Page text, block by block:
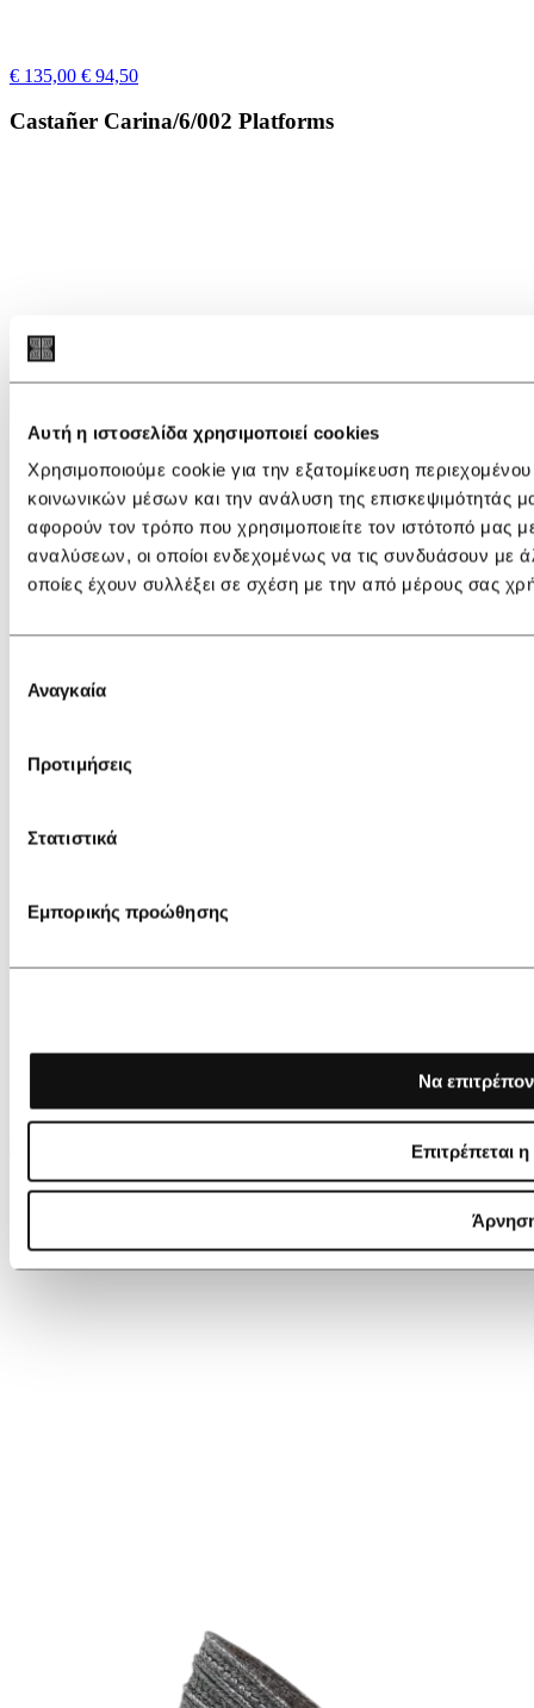
Αυτή η ιστοσελίδα χρησιμοποιεί cookies
Χρησιμοποιούμε cookie για την εξατομίκευση
κοινωνικών μέσων και την ανάλυση της επισκεψιμότητάς
αφορούν τον τρόπο που χρησιμοποιείτε τον ιστότοπό μας
αναλύσεων, οι οποίοι ενδεχομένως να τις συνδυάσουν με
οποίες έχουν συλλέξει σε σχέση με την από μέρους σας
συγκατάθεσης
Αναγκαία
Προτιμήσεις
Στατιστικά
Εμπορικής προώθησης
Να
Επιτρέπεται
€ 135,00 € 94,50
Castañer Carina/6/002 Platforms
Castañer Valle/142 Sandals